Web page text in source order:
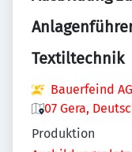
Textiltechnik
Bauerfeind AG
07 Gera,
Produktion